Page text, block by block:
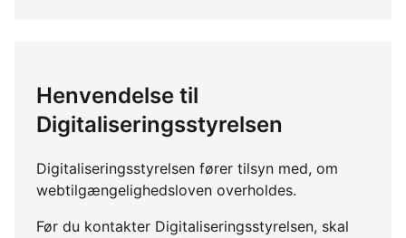
Henvendelse til
Digitaliseringsstyrelsen
Digitaliseringsstyrelsen fører tilsyn med, om
webtilgængelighedsloven overholdes.
Før du kontakter Digitaliseringsstyrelsen, skal